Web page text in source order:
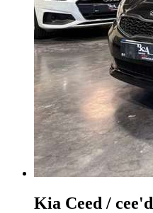
Kia Ceed / cee'd